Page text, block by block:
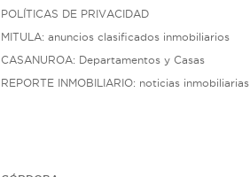
POLÍTICAS DE PRIVACIDAD
MITULA: anuncios clasificados inmobiliarios
CASANUROA: Departamentos y Casas
REPORTE INMOBILIARIO: noticias inmobiliarias